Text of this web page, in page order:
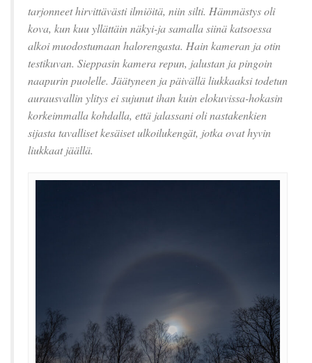
tarjonneet hirvittävästi ilmiöitä, niin silti. Hämmästys oli
kova, kun kuu yllättäin näkyi-ja samalla siinä katsoessa
alkoi muodostumaanhalorengasta. Hain kameran ja otin
testikuvan. Sieppasin kamera repun, jalustan ja pingoin
naapurinpuolelle. Jäätyneen ja päivällä liukkaaksi todetun
aurausvallin ylitys ei sujunut ihan kuin elokuvissa-hokasin
korkeimmalla kohdalla, että jalassani oli nastakenkien
sijasta tavalliset kesäiset ulkoilukengät, jotka ovat hyvin
liukkaat jäällä.